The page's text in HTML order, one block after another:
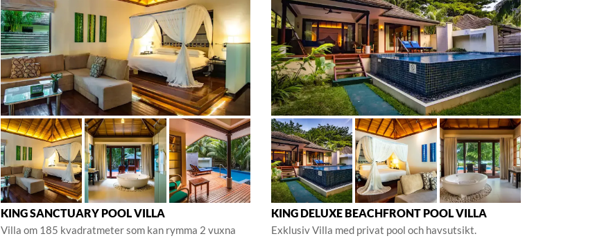
KING SANCTUARY POOL VILLA
Villa om 185 kvadratmeter som kan rymma 2 vuxna
KING DELUXE BEACHFRONT POOL VILLA
Exklusiv Villa med privat pool och havsutsikt.